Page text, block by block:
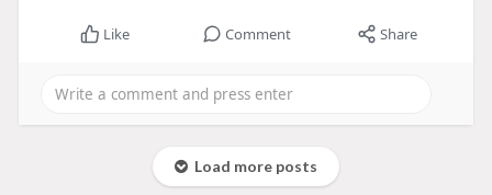
Like Comment Share
Load more posts